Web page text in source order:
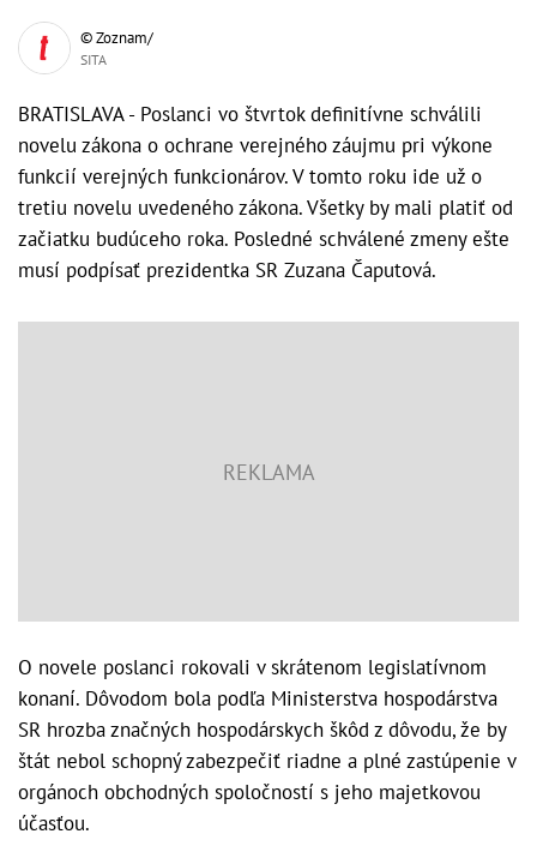
© Zoznam/
SITA
BRATISLAVA - Poslanci vo štvrtok definitívne schválili
novelu zákona o ochrane verejného záujmu pri výkone
funkcií verejných funkcionárov. V tomto roku ide už o
tretiu novelu uvedeného zákona. Všetky by mali platiť od
začiatku budúceho roka. Posledné schválené zmeny ešte
musí podpísať prezidentka SR Zuzana Čaputová.
O novele poslanci rokovali v skrátenom legislatívnom
konaní. Dôvodom bola podľa Ministerstva hospodárstva
SR hrozba značných hospodárskych škôd z dôvodu, že by
štát nebol schopný zabezpečiť riadne a plné zastúpenie v
orgánoch obchodných spoločností s jeho majetkovou
účasťou.